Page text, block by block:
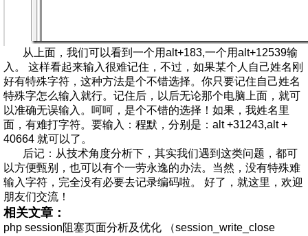
从上面，我们可以看到一个用alt+183,一个用alt+12539输
入。 这样看起来输入很难记住，不过，如果某个人自己姓名刚
好有特殊字符，这种方法是个不错选择。你只要记住自己姓名
特殊字怎么输入就行。记住后，以后无论那个电脑上面，就可
以准确无误输入。呵呵，是个不错的选择！如果，我姓名里
面，有难打字符。要输入：程默，分别是：alt +31243,alt +
40664 就可以了。
后记：从技术角度分析下，其实我们遇到这类问题，都可
以方便甄别，也可以有个一劳永逸的办法。当然，没有特殊难
输入字符，完全没有必要去记录编码啦。 好了，就这里，欢迎
朋友们交流！
相关文章：
php session阻塞页面分析及优化 （session_write_close